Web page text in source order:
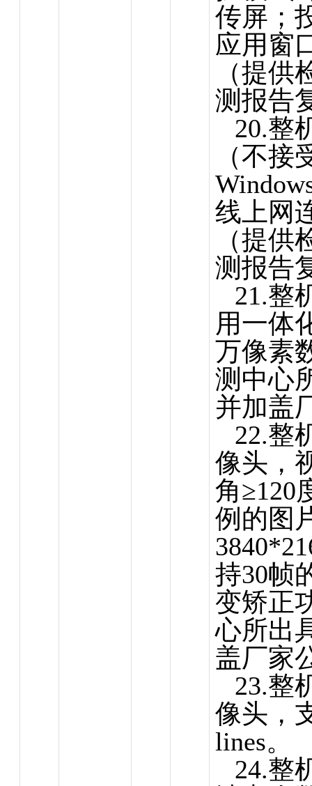
传屏；
应用窗
（提供
测报告
20.整
（不
线上网
（提供
测报告
21.整
用一体
万像素
测中心
并加盖
22.整
像头，
角≥120
例的图
持30帧
变矫正
心所出
盖厂家
23.整
像头，
lines。
24.整